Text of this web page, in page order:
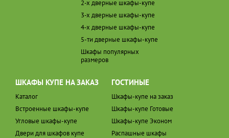
2-х дверные шкафы-купе
3-х дверные шкафы-купе
4-х дверные шкафы-купе
5-ти дверные шкафы-купе
Шкафы популярных
размеров
ШКАФЫ КУПЕ НА ЗАКАЗ
Каталог
Встроенные шкафы-купе
Угловые шкафы-купе
Двери для шкафов купе
ГОСТИНЫЕ
Шкафы-купе на заказ
Шкафы-купе Готовые
Шкафы-купе Эконом
Распашные шкафы